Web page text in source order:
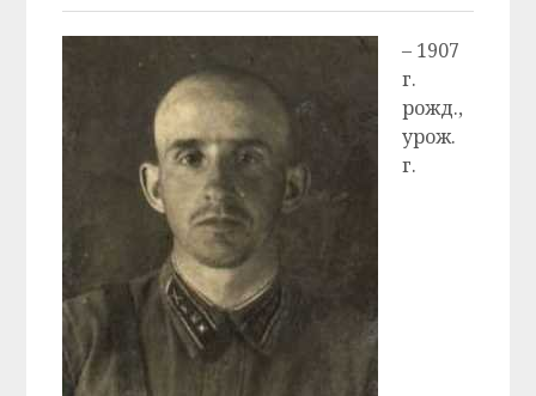
– 1907
г.
рожд.,
урож.
г.